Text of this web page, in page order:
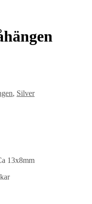
, Silver
13x8mm